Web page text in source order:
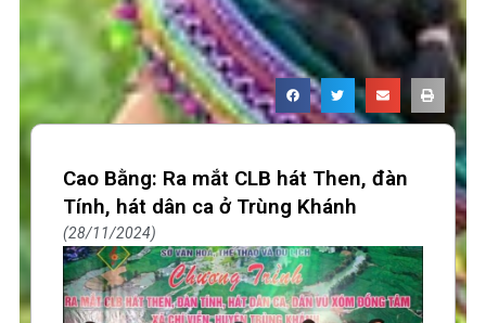
Cao Bằng: Ra mắt CLB hát Then, đàn
Tính, hát dân ca ở Trùng Khánh
28/11/2024